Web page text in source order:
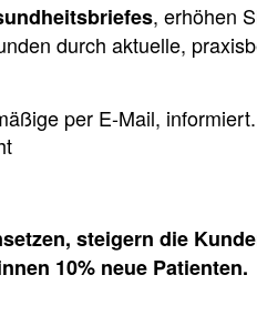
, erhöhen
durch aktuelle,
per E-Mail,
steigern die
10% neue Patienten.